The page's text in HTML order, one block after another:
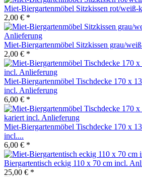
Miet-Biergartenmöbel Sitzkissen rot/
2,00 € *
Miet-Biergartenmöbel Sitzkissen grau/
2,00 € *
Miet-Biergartenmöbel Tischdecke 170 x
incl. Anlieferung
6,00 € *
Miet-Biergartenmöbel Tischdecke 170 x
incl....
6,00 € *
Biergartentisch eckig 110 x 70 cm incl.
25,00 € *